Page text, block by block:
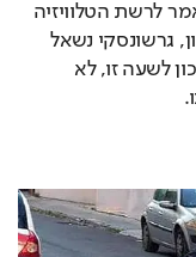
המשטרה באי, סטיליוס פאפאתיאודורו, אמר לרשת הטלוויזיה
המקומית CyBC כי לבקשת ממשלת לבנון, גרשונסקי נשאל
כמה שאלות בנוגע למטען, אך הדגיש כי נכון לשעה זו, לא